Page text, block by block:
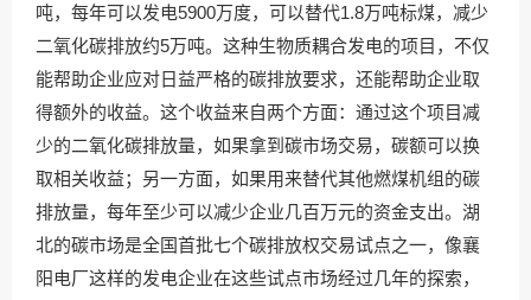
吨，每年可以发电5900万度，可以替代1.8万吨标煤，减少
二氧化碳排放约5万吨。这种生物质耦合发电的项目，不仅
能帮助企业应对日益严格的碳排放要求，还能帮助企业取
得额外的收益。这个收益来自两个方面：通过这个项目减
少的二氧化碳排放量，如果拿到碳市场交易，碳额可以换
取相关收益；另一方面，如果用来替代其他燃煤机组的碳
排放量，每年至少可以减少企业几百万元的资金支出。湖
北的碳市场是全国首批七个碳排放权交易试点之一，像襄
阳电厂这样的发电企业在这些试点市场经过几年的探索，